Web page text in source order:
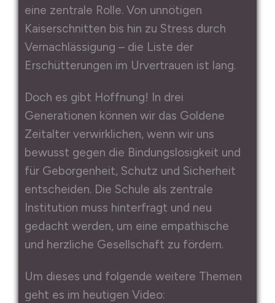
eine zentrale Rolle. Von unnötigen
Kaiserschnitten bis hin zu Stress durch
Vernachlässigung – die Liste der
Erschütterungen im Urvertrauen ist lang.
Doch es gibt Hoffnung! In drei
Generationen können wir das Goldene
Zeitalter verwirklichen, wenn wir uns
bewusst gegen die Bindungslosigkeit und
für Geborgenheit, Schutz und Sicherheit
entscheiden. Die Schule als zentrale
Institution muss hinterfragt und neu
gedacht werden, um eine empathische
und herzliche Gesellschaft zu fördern.
Um dieses und folgende weitere Themen
geht es im heutigen Video: